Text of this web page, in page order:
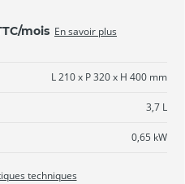
mois En savoir plus
L 210 x P 320 x H 400 mm
3,7 L
0,65 kW
techniques